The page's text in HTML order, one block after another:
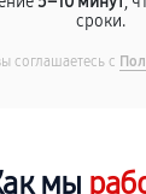
сроки.
соглашаетесь с
мы